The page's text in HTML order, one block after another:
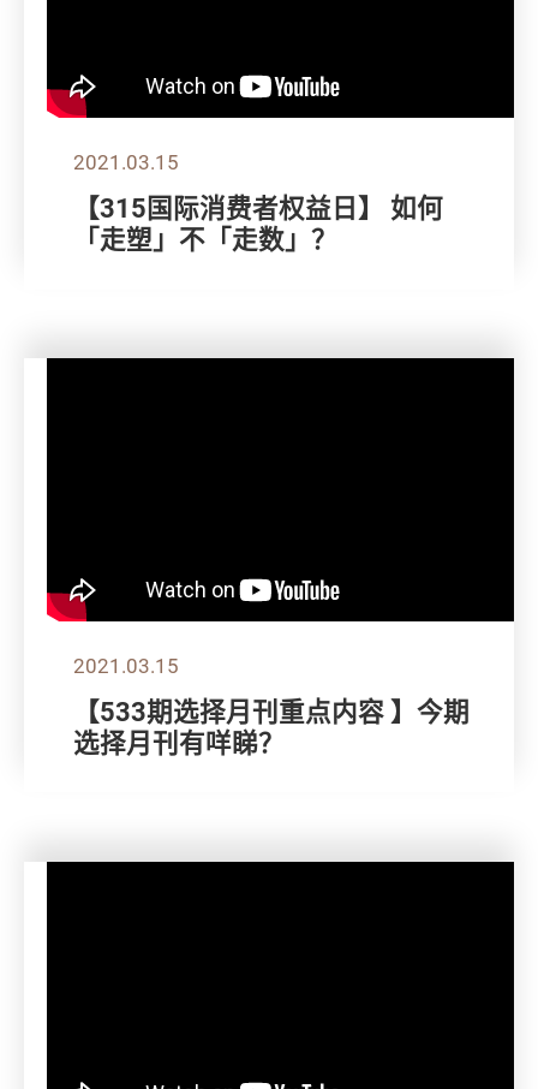
2021.03.15
【315国际消费者权益日】 如何
「走塑」不「走数」？
2021.03.15
【533期选择月刊重点内容 】今期
选择月刊有咩睇？